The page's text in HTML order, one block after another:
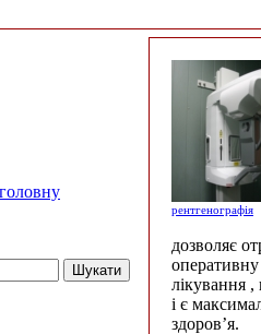
рентгенографія
дозволяє
лікування ,
і є
здоров’я.